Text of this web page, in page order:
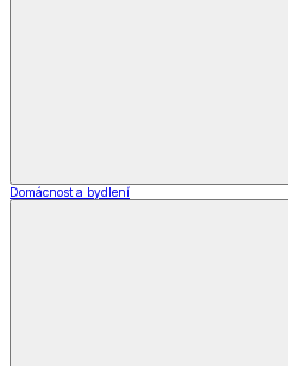
Domácnost a bydlení